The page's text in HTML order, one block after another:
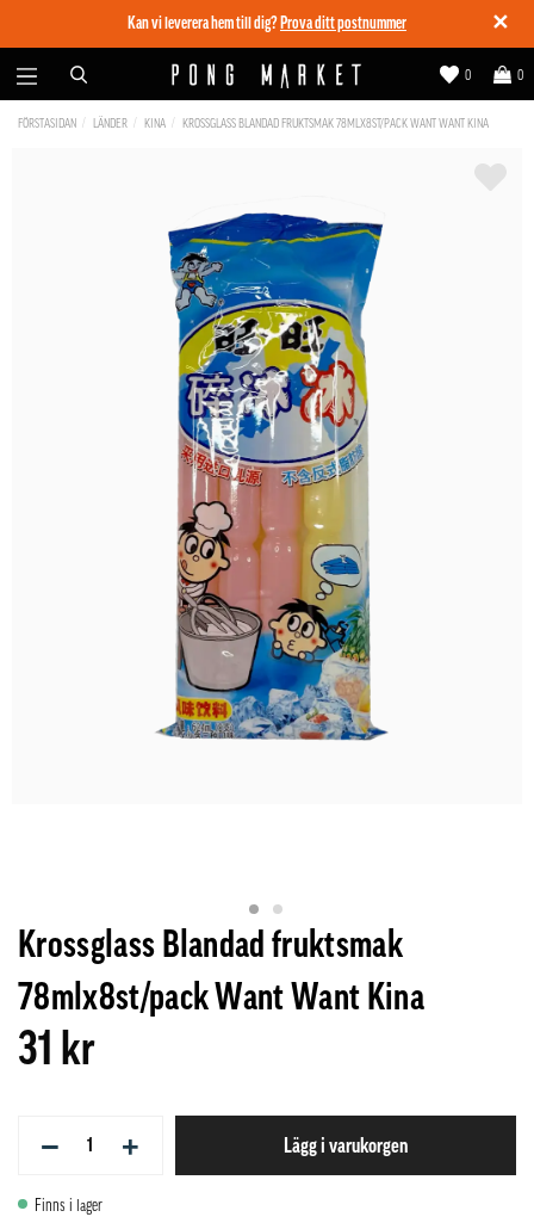
✕
Kan vi leverera hem till dig? Prova ditt postnummer
0
0
FÖRSTASIDAN LÄNDER KINA KROSSGLASS BLANDAD FRUKTSMAK 78MLX8ST/PACK WANT WANT KINA
Krossglass Blandad fruktsmak
78mlx8st/pack Want Want Kina
31 kr
− + Lägg i varukorgen
Finns i lager